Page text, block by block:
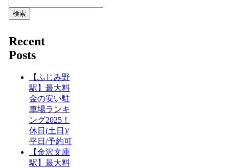
検索
Recent
Posts
【ふじみ野
駅】最大料
金の安い駐
車場ランキ
ング2025！
休日(土日)/
平日/予約可
【金沢文庫
駅】最大料